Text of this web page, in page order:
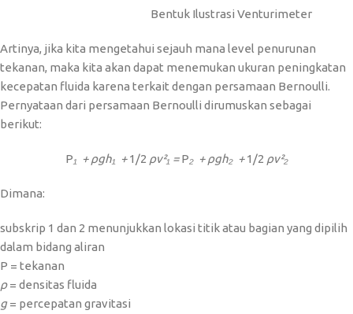
Bentuk Ilustrasi Venturimeter
Artinya, jika kita mengetahui sejauh mana level penurunan
tekanan, maka kita akan dapat menemukan ukuran peningkatan
kecepatan fluida karena terkait dengan persamaan Bernoulli.
Pernyataan dari persamaan Bernoulli dirumuskan sebagai
berikut:
P₁ ​ + ρgh₁ ​ +1/2 ρv²₁ =P₂ ​ + ρgh₂ ​ +1/2 ρv²₂
Dimana:
subskrip 1 dan 2 menunjukkan lokasi titik atau bagian yang dipilih
dalam bidang aliran
P = tekanan
ρ= densitas fluida
g= percepatan gravitasi